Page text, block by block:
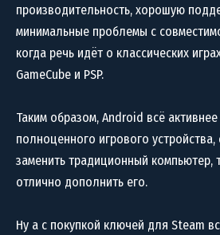
производительность, хорошую
минимальные проблемы с
когда речь идёт о классических
GameCube и PSP.
Таким образом, Android всё
полноценного игрового
заменить традиционный компьютер,
отлично дополнить его.
Ну а с покупкой ключей для Steam